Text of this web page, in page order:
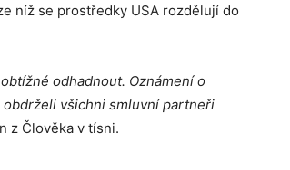
níž se prostředky USA rozdělují do
odhadnout. Oznámení o
všichni smluvní partneři
z Člověka v tísni.